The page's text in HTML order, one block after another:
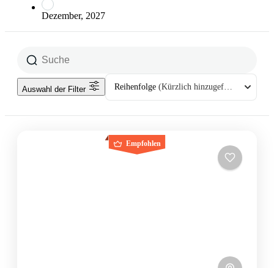
Dezember, 2027
Reihenfolge
Auswahl der Filter
Empfohlen